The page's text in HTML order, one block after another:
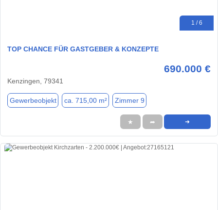
1 / 6
TOP CHANCE FÜR GASTGEBER & KONZEPTE
690.000 €
Kenzingen, 79341
Gewerbeobjekt ca. 715,00 m² Zimmer 9
★ ➦ ➜